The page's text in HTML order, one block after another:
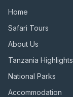
Home
Safari Tours
About Us
Tanzania Highlights
National Parks
Accommodation